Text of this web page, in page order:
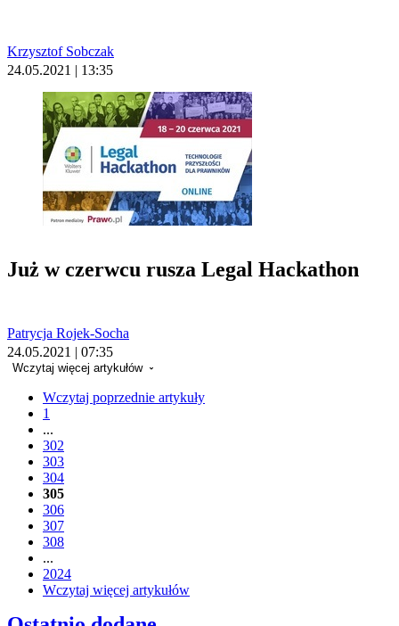
Krzysztof Sobczak
24.05.2021 | 13:35
Już w czerwcu rusza Legal Hackathon
Patrycja Rojek-Socha
24.05.2021 | 07:35
Wczytaj więcej artykułów
Wczytaj poprzednie artykuły
1
...
302
303
304
305
306
307
308
...
2024
Wczytaj więcej artykułów